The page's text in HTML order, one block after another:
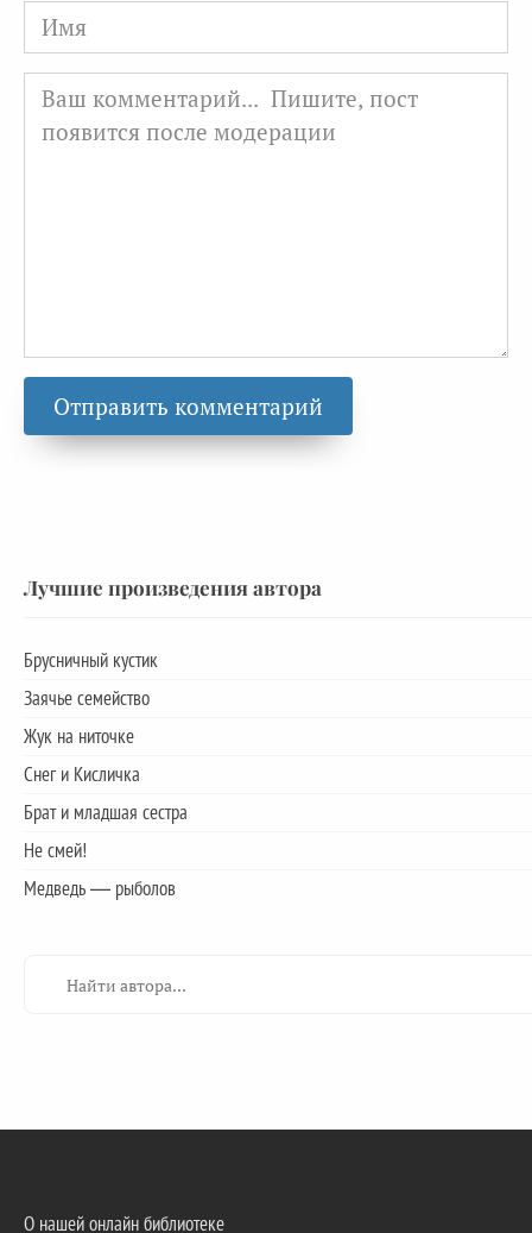
Имя
Лучшие произведения автора
Брусничный кустик
Заячье семейство
Жук на ниточке
Снег и Кисличка
Брат и младшая сестра
Не смей!
Медведь — рыболов
О нашей онлайн библиотеке